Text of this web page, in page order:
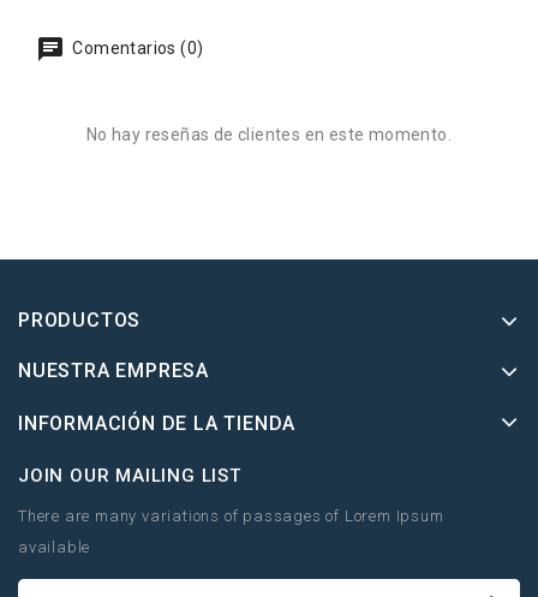
Comentarios (0)
No hay reseñas de clientes en este momento.
PRODUCTOS
NUESTRA EMPRESA
INFORMACIÓN DE LA TIENDA
JOIN OUR MAILING LIST
There are many variations of passages of Lorem Ipsum
available